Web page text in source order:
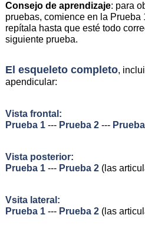
Consejo de aprendizaje: para
pruebas, comience en la Prueba
repítala hasta que esté todo
siguiente prueba.
El esqueleto completo,
apendicular:
Vista frontal:
Prueba 1 --- Prueba 2---
Vista posterior:
Prueba 1 --- Prueba 2(las
Vsita lateral:
Prueba 1 --- Prueba 2(las